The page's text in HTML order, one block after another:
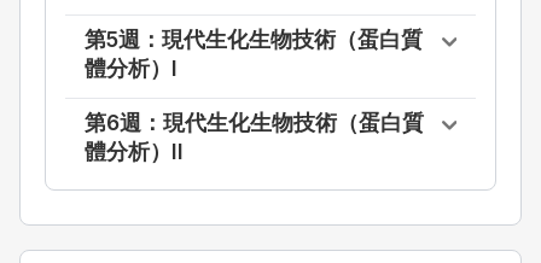
第5週：現代生化生物技術（蛋白質
體分析）I
第6週：現代生化生物技術（蛋白質
體分析）II